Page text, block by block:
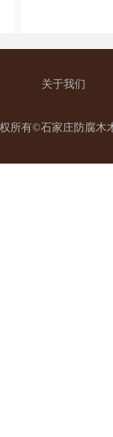
关于我们
所有©石家庄防腐